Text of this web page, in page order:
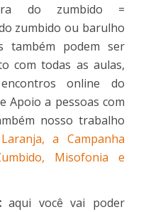
do zumbido =
zumbido ou barulho
também podem ser
com todas as aulas,
online do
Apoio a pessoas com
nosso trabalho
a Campanha
Misofonia e
:aqui você vai poder